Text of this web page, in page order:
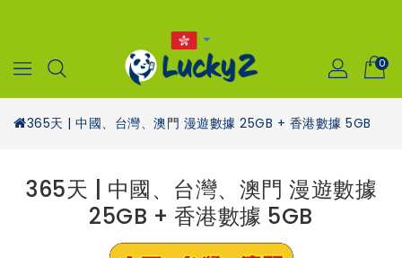
0
365天 | 中國、台灣、澳門 漫遊數據 25GB + 香港數據 5GB
365天 | 中國、台灣、澳門 漫遊數據
25GB + 香港數據 5GB